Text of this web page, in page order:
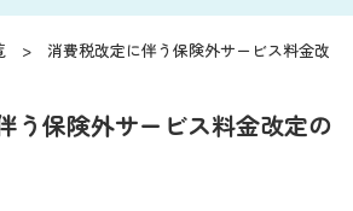
> 消費税改定に伴う保険外サービス料金改
う保険外サービス料金改定の